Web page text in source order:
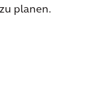
planen.